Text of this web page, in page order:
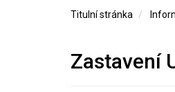
Titulní stránka
Zastavení